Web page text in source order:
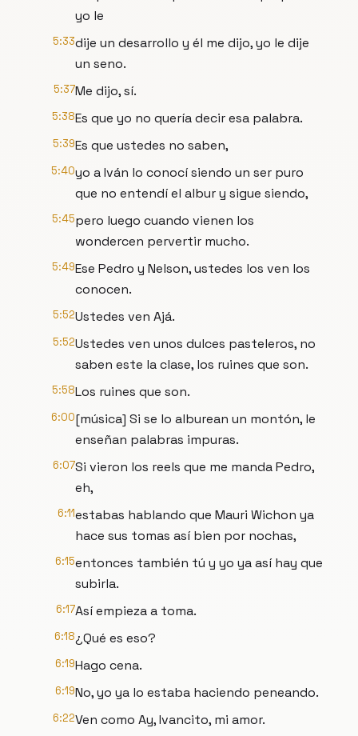
yo le
5:33dije un desarrollo y él me dijo, yo le dije
un seno.
5:37Me dijo, sí.
5:38Es que yo no quería decir esa palabra.
5:39Es que ustedes no saben,
5:40yo a Iván lo conocí siendo un ser puro
que no entendí el albur y sigue siendo,
5:45pero luego cuando vienen los
wondercen pervertir mucho.
5:49Ese Pedro y Nelson, ustedes los ven los
conocen.
5:52Ustedes ven Ajá.
5:52Ustedes ven unos dulces pasteleros, no
saben este la clase, los ruines que son.
5:58Los ruines que son.
6:00[música] Si se lo alburean un montón, le
enseñan palabras impuras.
6:07Si vieron los reels que me manda Pedro,
eh,
6:11estabas hablando que Mauri Wichon ya
hace sus tomas así bien por nochas,
6:15entonces también tú y yo ya así hay que
subirla.
6:17Así empieza a toma.
6:18¿Qué es eso?
6:19Hago cena.
6:19No, yo ya lo estaba haciendo peneando.
6:22Ven como Ay, Ivancito, mi amor.